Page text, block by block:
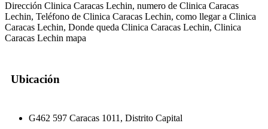
Dirección Clinica Caracas Lechin, numero de Clinica Caracas
Lechin, Teléfono de Clinica Caracas Lechin, como llegar a Clinica
Caracas Lechin, Donde queda Clinica Caracas Lechin, Clinica
Caracas Lechin mapa
Ubicación
G462 597 Caracas 1011, Distrito Capital